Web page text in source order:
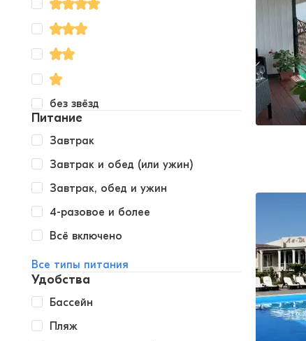
без звёзд
Питание
Завтрак
Завтрак и обед (или ужин)
Завтрак, обед и ужин
4-разовое и более
Всё включено
Все типы питания
Удобства
Бассейн
Пляж